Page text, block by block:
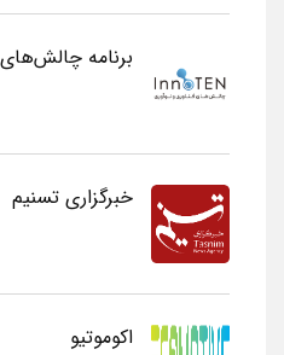
برنامه
خبرگزاری تسنیم
اکوموتیو